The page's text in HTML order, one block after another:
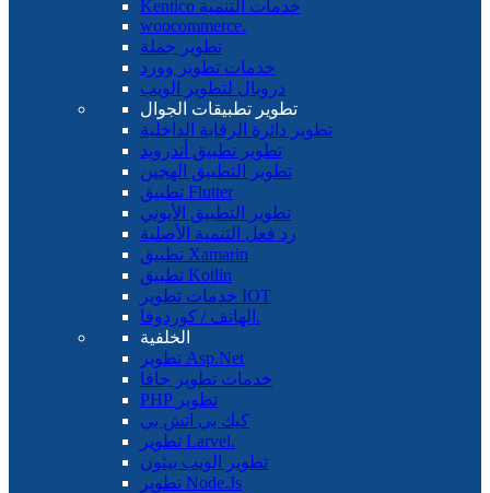
Kentico خدمات التنمية
woocommerce.
تطوير جملة
خدمات تطوير وورد
دروبال لتطوير الويب
تطوير تطبيقات الجوال
تطوير دائرة الرقابة الداخلية
تطوير تطبيق أندرويد
تطوير التطبيق الهجين
تطبيق Flutter
تطوير التطبيق الأيوني
رد فعل التنمية الأصلية
تطبيق Xamarin
تطبيق Kotlin
خدمات تطوير IOT
الهاتف / كوردوفا.
الخلفية
تطوير Asp.Net
خدمات تطوير جافا
PHP تطوير
كيك بي اتش بي
تطوير Larvel.
تطوير الويب بيثون
تطوير Node.Js